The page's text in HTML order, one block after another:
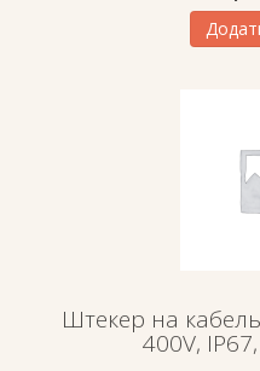
Штекер на
400V,